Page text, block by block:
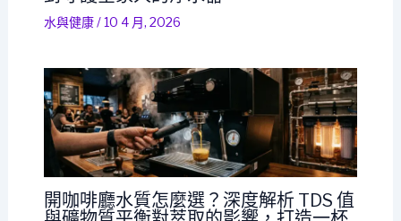
水與健康/10 4 月, 2026
開咖啡廳水質怎麼選？深度解析 TDS 值